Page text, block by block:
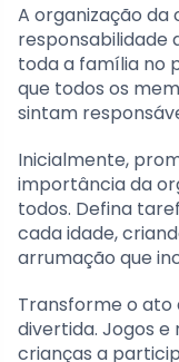
A organização da
responsabilidade
toda a família no
que todos os
sintam
Inicialmente,
importância da
todos. Defina
cada idade,
arrumação que
Transforme o ato
divertida. Jogos
crianças a